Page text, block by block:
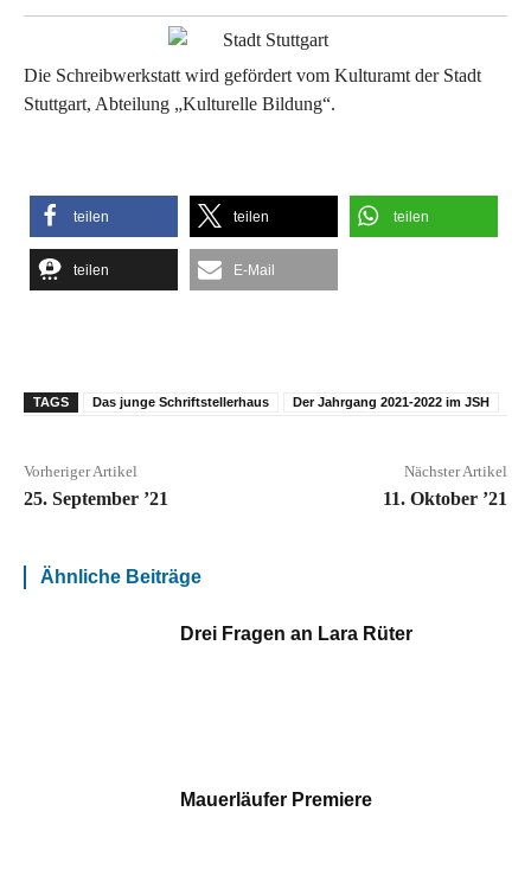
Die Schreibwerkstatt wird gefördert vom Kulturamt der Stadt
Stuttgart, Abteilung „Kulturelle Bildung“.
teilen teilen teilen
teilen E-Mail
TAGS Das junge Schriftstellerhaus Der Jahrgang 2021-2022 im JSH
Vorheriger Artikel
25. September ’21
Nächster Artikel
11. Oktober ’21
Ähnliche Beiträge
Drei Fragen an Lara Rüter
Mauerläufer Premiere